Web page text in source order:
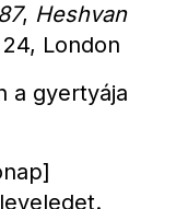
, Heshvan
London
a gyertyája